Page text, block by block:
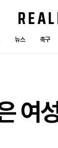
뉴스 축구
여